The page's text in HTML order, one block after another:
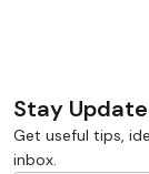
Stay
Get useful tips,
inbox.